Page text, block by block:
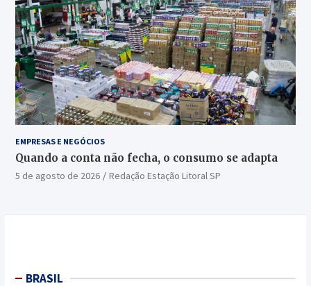
EMPRESAS E NEGÓCIOS
Quando a conta não fecha, o consumo se adapta
5 de agosto de 2026 Redação Estação Litoral SP
BRASIL